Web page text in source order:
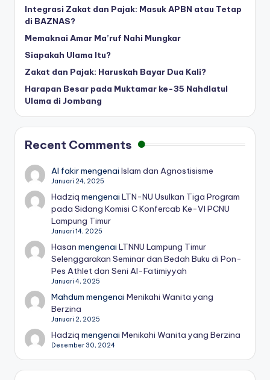
Integrasi Zakat dan Pajak: Masuk APBN atau Tetap
di BAZNAS?
Memaknai Amar Ma’ruf Nahi Mungkar
Siapakah Ulama Itu?
Zakat dan Pajak: Haruskah Bayar Dua Kali?
Harapan Besar pada Muktamar ke-35 Nahdlatul
Ulama di Jombang
Recent Comments
Al fakirmengenaiIslam dan Agnostisisme
Januari 24, 2025
Hadziq mengenaiLTN-NU Usulkan Tiga Program
pada Sidang Komisi C Konfercab Ke-VI PCNU
Lampung Timur
Januari 14, 2025
Hasan mengenaiLTNNU Lampung Timur
Selenggarakan Seminar dan Bedah Buku di Pon-
Pes Athlet dan Seni Al-Fatimiyyah
Januari 4, 2025
Mahdum mengenaiMenikahi Wanita yang
Berzina
Januari 2, 2025
Hadziq mengenaiMenikahi Wanita yang Berzina
Desember 30, 2024